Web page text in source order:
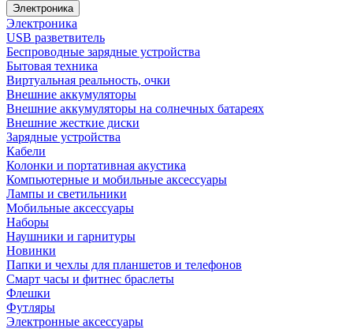
Электроника
Электроника
USB разветвитель
Беспроводные зарядные устройства
Бытовая техника
Виртуальная реальность, очки
Внешние аккумуляторы
Внешние аккумуляторы на солнечных батареях
Внешние жесткие диски
Зарядные устройства
Кабели
Колонки и портативная акустика
Компьютерные и мобильные аксессуары
Лампы и светильники
Мобильные аксессуары
Наборы
Наушники и гарнитуры
Новинки
Папки и чехлы для планшетов и телефонов
Смарт часы и фитнес браслеты
Флешки
Футляры
Электронные аксессуары